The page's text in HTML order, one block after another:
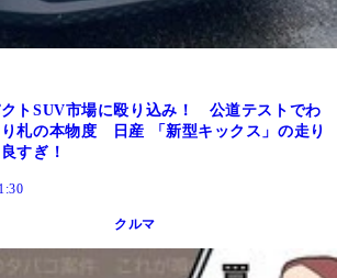
トSUV市場に殴り込み！ 公道テストでわ
札の本物度 日産 「新型キックス」の走り
すぎ！
クルマ